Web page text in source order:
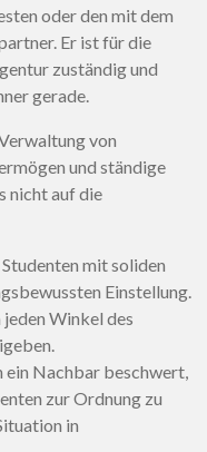
oder den mit dem
Er ist für die
zuständig und
gerade.
von
und ständige
nicht auf die
mit soliden
Einstellung.
Winkel des
ein Nachbar beschwert,
zur Ordnung zu
in